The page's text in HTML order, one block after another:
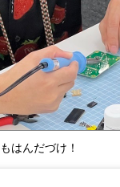
もはんだづけ！